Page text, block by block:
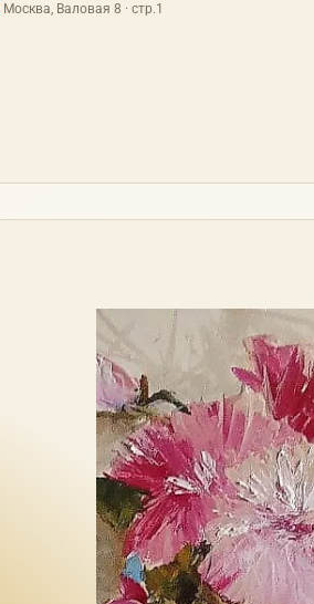
Москва, Валовая 8 · стр.1